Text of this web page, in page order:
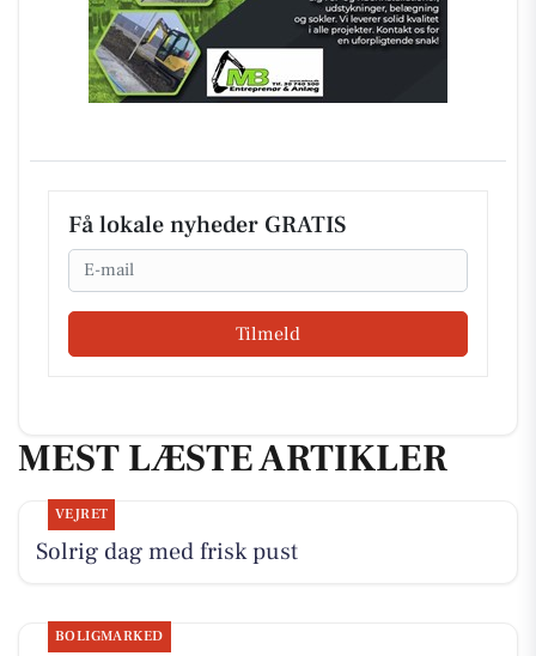
Få lokale nyheder GRATIS
Email
Tilmeld
MEST LÆSTE ARTIKLER
VEJRET
Solrig dag med frisk pust
BOLIGMARKED